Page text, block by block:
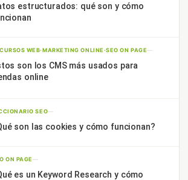
estructurados: qué son y cómo
WEB·MARKETING ONLINE·SEO ON PAGE—
son los CMS más usados para
online
SEO—
son las cookies y cómo funcionan?
ON PAGE—
es un Keyword Research y cómo